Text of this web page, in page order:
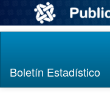
principal
Barra
Boletín Estadístico